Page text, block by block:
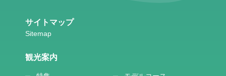
サイトマップ
観光案内